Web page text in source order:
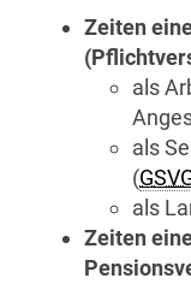
Zeiten
als
als
(
als
Zeiten